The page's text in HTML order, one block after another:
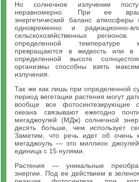
Но солнечное излучение
неравномерно. При ее
энергетический баланс
одновременно и радиационно-
сельскохозяйственных
определенной температуре
превращаются в жидкость или
определенной высоте
организмы способны взять
излучения.
Так же как лишь при определенной
период вегетации растения могут
вообще все фотосинтезирующие
океана связывают ежегодно
мегаджоулей (МДж) солнечной
десять больше, чем использует
Заметим, что речь идет об очень
мегаджоуль — это миллион
единица с 15 нулями.
Растения — уникальные
энергии. Под ее действием в